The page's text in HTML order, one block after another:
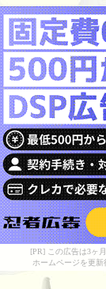
[PR] この広告は3ヶ
ホームページを更